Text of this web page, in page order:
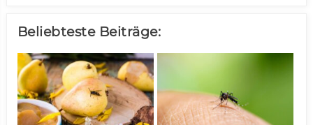
Beliebteste Beiträge: